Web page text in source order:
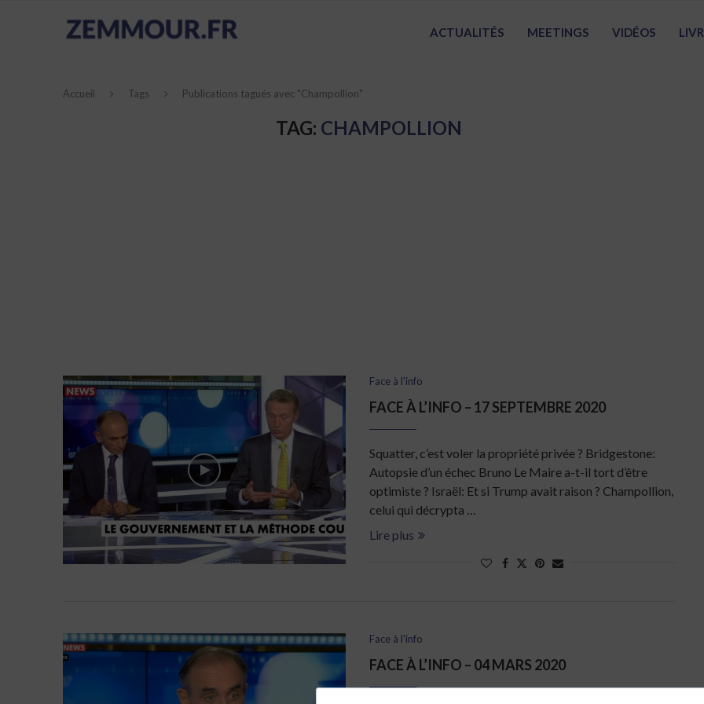
ACTUALITÉS MEETINGS VIDÉOS
Accueil Tags Publications tagués avec "Champollion"
TAG: CHAMPOLLION
Face à l'info
FACE À L’INFO – 17 SEPTEMBRE 2020
Squatter, c’est voler la propriété privée ? Bridgestone:
Autopsie d’un échec Bruno Le Maire a-t-il tort d’être
optimiste ? Israël: Et si Trump avait raison ? Champollion,
celui qui décrypta …
Lire plus
Face à l'info
FACE À L’INFO – 04 MARS 2020